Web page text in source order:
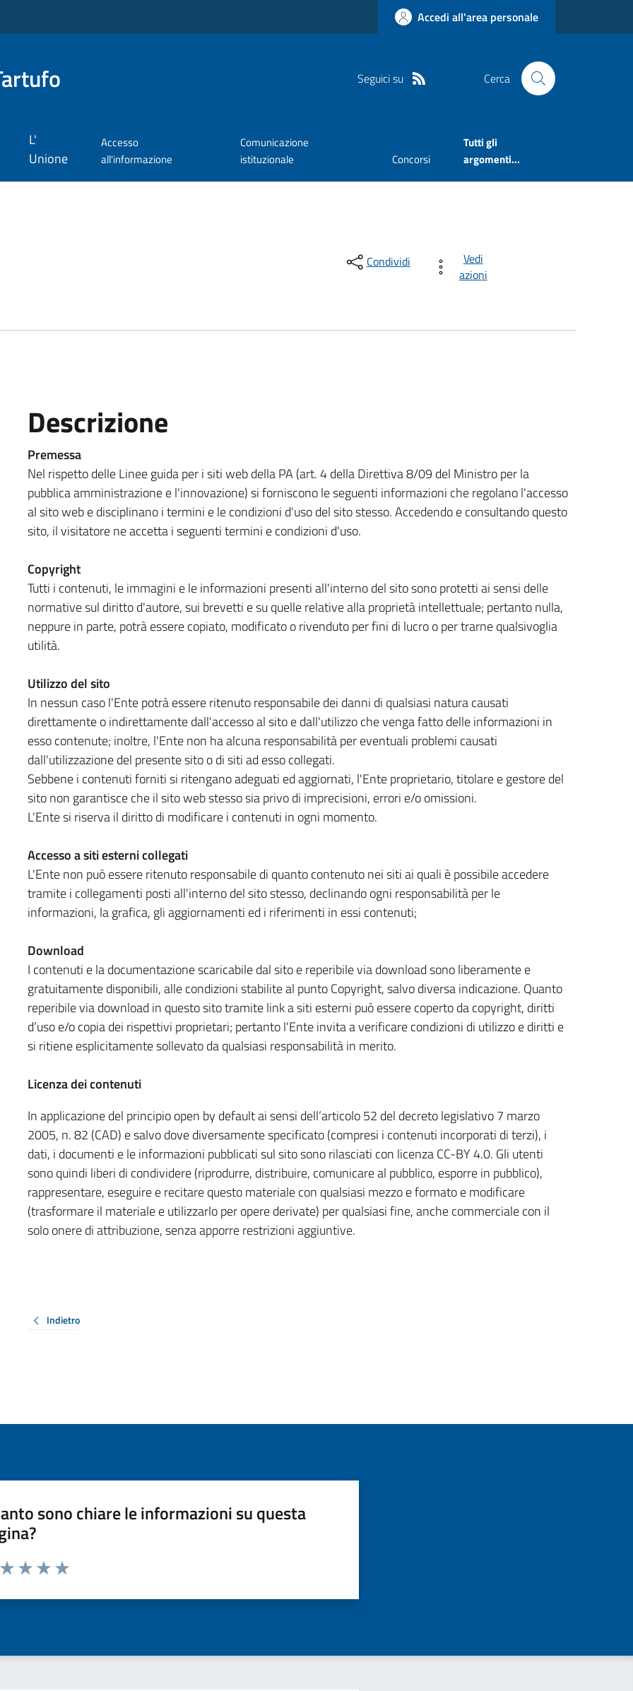
Accedi all'area personale
Seguici su Cerca
L'
Unione
Accesso
all'informazione
Comunicazione
istituzionale
Concorsi
Tutti gli
argomenti...
Condividi
Vedi
azioni
Descrizione
Premessa
Nel rispetto delle Linee guida per i siti web della PA (art. 4 della Direttiva 8/09 del Ministro per la
pubblica amministrazione e l'innovazione) si forniscono le seguenti informazioni che regolano l'accesso
al sito web e disciplinano i termini e le condizioni d'uso del sito stesso. Accedendo e consultando questo
sito, il visitatore ne accetta i seguenti termini e condizioni d'uso.
Copyright
Tutti i contenuti, le immagini e le informazioni presenti all'interno del sito sono protetti ai sensi delle
normative sul diritto d'autore, sui brevetti e su quelle relative alla proprietà intellettuale; pertanto nulla,
neppure in parte, potrà essere copiato, modificato o rivenduto per fini di lucro o per trarne qualsivoglia
utilità.
Utilizzo del sito
In nessun caso l'Ente potrà essere ritenuto responsabile dei danni di qualsiasi natura causati
direttamente o indirettamente dall'accesso al sito e dall'utilizzo che venga fatto delle informazioni in
esso contenute; inoltre, l'Ente non ha alcuna responsabilità per eventuali problemi causati
dall'utilizzazione del presente sito o di siti ad esso collegati.
Sebbene i contenuti forniti si ritengano adeguati ed aggiornati, l'Ente proprietario, titolare e gestore del
sito non garantisce che il sito web stesso sia privo di imprecisioni, errori e/o omissioni.
L'Ente si riserva il diritto di modificare i contenuti in ogni momento.
Accesso a siti esterni collegati
L'Ente non può essere ritenuto responsabile di quanto contenuto nei siti ai quali è possibile accedere
tramite i collegamenti posti all'interno del sito stesso, declinando ogni responsabilità per le
informazioni, la grafica, gli aggiornamenti ed i riferimenti in essi contenuti;
Download
I contenuti e la documentazione scaricabile dal sito e reperibile via download sono liberamente e
gratuitamente disponibili, alle condizioni stabilite al punto Copyright, salvo diversa indicazione. Quanto
reperibile via download in questo sito tramite link a siti esterni può essere coperto da copyright, diritti
d’uso e/o copia dei rispettivi proprietari; pertanto l'Ente invita a verificare condizioni di utilizzo e diritti e
si ritiene esplicitamente sollevato da qualsiasi responsabilità in merito.
Licenza dei contenuti
In applicazione del principio open by default ai sensi dell’articolo 52 del decreto legislativo 7 marzo
2005, n. 82 (CAD) e salvo dove diversamente specificato (compresi i contenuti incorporati di terzi), i
dati, i documenti e le informazioni pubblicati sul sito sono rilasciati con licenza CC-BY 4.0. Gli utenti
sono quindi liberi di condividere (riprodurre, distribuire, comunicare al pubblico, esporre in pubblico),
rappresentare, eseguire e recitare questo materiale con qualsiasi mezzo e formato e modificare
(trasformare il materiale e utilizzarlo per opere derivate) per qualsiasi fine, anche commerciale con il
solo onere di attribuzione, senza apporre restrizioni aggiuntive.
Indietro
sono chiare le informazioni su questa
da 1 a 5 stelle la pagina